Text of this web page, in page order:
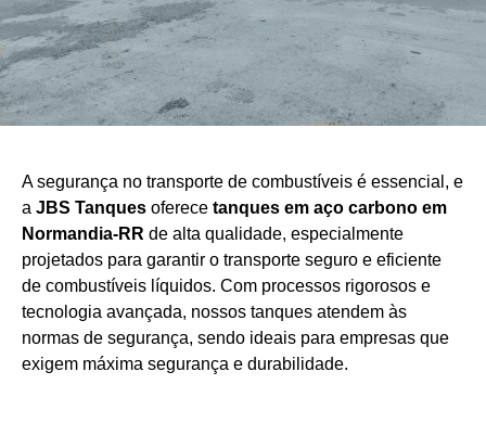
A segurança no transporte de combustíveis é essencial, e
a JBS Tanques oferece tanques em aço carbono em
Normandia-RR de alta qualidade, especialmente
projetados para garantir o transporte seguro e eficiente
de combustíveis líquidos. Com processos rigorosos e
tecnologia avançada, nossos tanques atendem às
normas de segurança, sendo ideais para empresas que
exigem máxima segurança e durabilidade.